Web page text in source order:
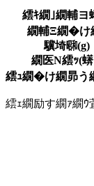
繧ｷ繝｣繝輔
繝輔Ξ繝�け
驥埼㍼(g)
繝医Ν繧ｯ(
繧ｭ繝�け繝昴う
繧ｪ繝励す繝ｧ繝ｳ